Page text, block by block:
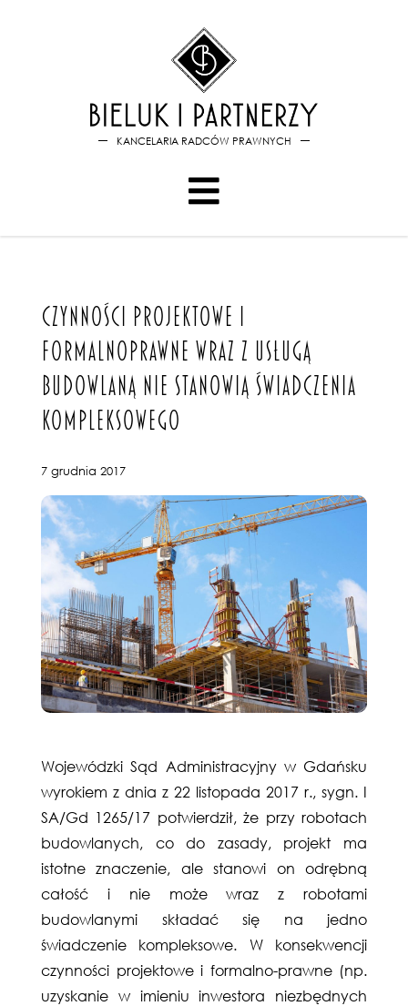
KANCELARIA RADCÓW PRAWNYCH
CZYNNOŚCI PROJEKTOWE I
FORMALNOPRAWNE WRAZ Z USŁUGĄ
BUDOWLANĄ NIE STANOWIĄ ŚWIADCZENIA
KOMPLEKSOWEGO
7 grudnia 2017
Wojewódzki Sąd Administracyjny w Gdańsku
wyrokiem z dnia z 22 listopada 2017 r., sygn. I
SA/Gd 1265/17 potwierdził, że przy robotach
budowlanych, co do zasady, projekt ma
istotne znaczenie, ale stanowi on odrębną
całość i nie może wraz z robotami
budowlanymi składać się na jedno
świadczenie kompleksowe. W konsekwencji
czynności projektowe i formalno-prawne (np.
uzyskanie w imieniu inwestora niezbędnych